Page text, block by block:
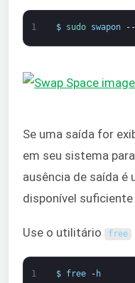
1 $ sudo swapon --
Se uma saída for
em seu sistema
ausência de saída é
disponível
Use o utilitário free
1 $ free - h